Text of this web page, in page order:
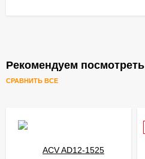
Рекомендуем посмотреть
СРАВНИТЬ ВСЕ